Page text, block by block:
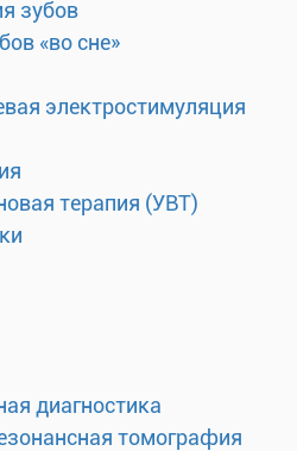
зубов
«во сне»
электростимуляция
терапия (УВТ)
диагностика
томография